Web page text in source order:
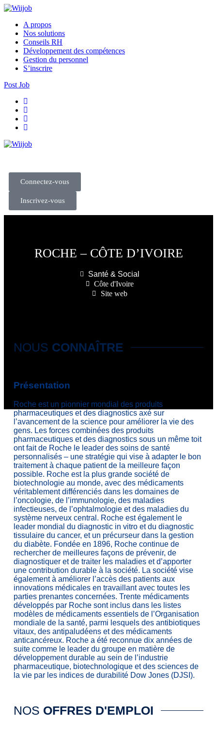
A propos
Nos solutions
Conseils RH
Développement des compétences
Gestion du personnel
S’inscrire
Post Job
Connectez-vous
Inscrivez-vous
ROCHE – CÔTE D’IVOIRE
Santé & Social
Côte d'Ivoire
Site web
NOUS CONNAÎTRE
Présentation
Roche est un pionnier mondial des produits
pharmaceutiques et des diagnostics axé sur
l’avancement de la science pour améliorer la vie des
gens. Les forces combinées des produits
pharmaceutiques et des diagnostics sous un même toit
ont fait de Roche le leader des soins de santé
personnalisés – une stratégie qui vise à adapter le bon
traitement à chaque patient de la meilleure façon
possible. Roche est la plus grande société de
biotechnologie au monde, avec des médicaments
véritablement différenciés dans les domaines de
l’oncologie, de l’immunologie, des maladies
infectieuses, de l’ophtalmologie et des maladies du
système nerveux central. Roche est également le
leader mondial du diagnostic in vitro et du diagnostic
tissulaire du cancer, et un précurseur dans la gestion
du diabète. Fondée en 1896, Roche continue de
rechercher de meilleures façons de prévenir, de
diagnostiquer et de traiter les maladies et d’apporter
une contribution durable à la société. La société vise
également à améliorer l’accès des patients aux
innovations médicales en travaillant avec toutes les
parties prenantes concernées. Trente médicaments
développés par Roche sont inclus dans les listes
modèles de médicaments essentiels de l’Organisation
mondiale de la santé, parmi lesquels des antibiotiques
vitaux, des antipaludéens et des médicaments
anticancéreux. Roche a été reconnue dix années de
suite comme le leader du groupe en matière de
développement durable au sein de l’industrie
pharmaceutique, biotechnologique et des sciences de
la vie par les indices de durabilité Dow Jones (DJSI).
NOS OFFRES D'EMPLOI